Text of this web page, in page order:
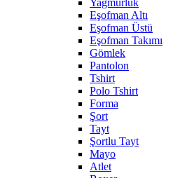
Yağmurluk
Eşofman Altı
Eşofman Üstü
Eşofman Takımı
Gömlek
Pantolon
Tshirt
Polo Tshirt
Forma
Şort
Tayt
Şortlu Tayt
Mayo
Atlet